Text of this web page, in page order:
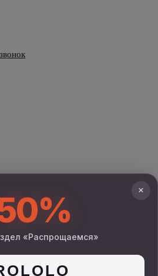
×
«Распрощаемся»